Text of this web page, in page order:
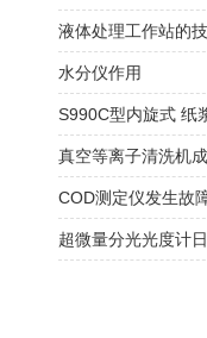
水分仪作用
S990C型内旋式 纸
真空等离子清洗机
COD测定仪发生故
超微量分光光度计